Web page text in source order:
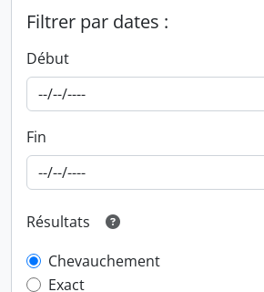
Filtrer par dates :
Début
Fin
Résultats
Chevauchement
Exact